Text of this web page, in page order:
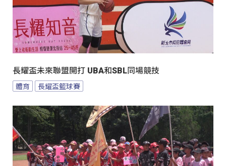
長耀盃未來聯盟開打 UBA和SBL同場競技
體育 長耀盃籃球賽